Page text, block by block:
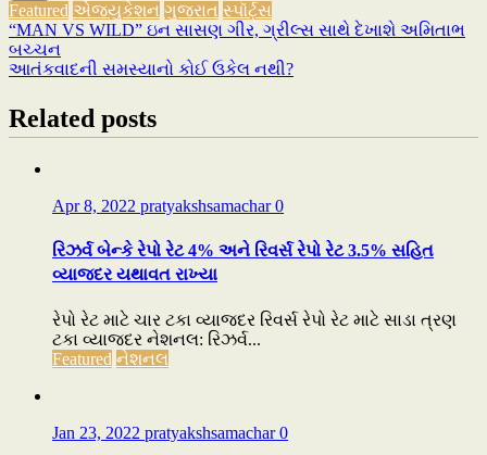
Email
Featured એજ્યુકેશન ગુજરાત સ્પૉર્ટ્સ
Post
navigation
“MAN VS WILD” ઇન સાસણ ગીર, ગ્રીલ્સ સાથે દેખાશે અમિતાભ
બચ્ચન
આતંકવાદની સમસ્યાનો કોઈ ઉકેલ નથી?
Related posts
Apr 8, 2022 pratyakshsamachar0
રિઝર્વ બેન્કે રેપો રેટ 4% અને રિવર્સ રેપો રેટ 3.5% સહિત
વ્યાજદર યથાવત રાખ્યા
રેપો રેટ માટે ચાર ટકા વ્યાજદર રિવર્સ રેપો રેટ માટે સાડા ત્રણ
ટકા વ્યાજદર નેશનલ: રિઝર્વ...
Featured નેશનલ
Jan 23, 2022 pratyakshsamachar0